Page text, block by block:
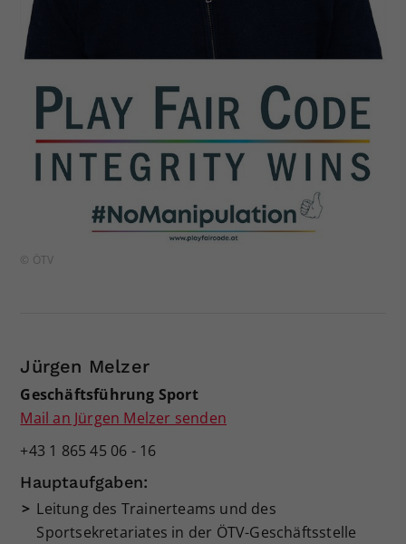
© ÖTV
Jürgen Melzer
Geschäftsführung Sport
Mail an Jürgen Melzer senden
+43 1 865 45 06 - 16
Hauptaufgaben:
Leitung des Trainerteams und des
Sportsekretariates in der ÖTV-Geschäftsstelle